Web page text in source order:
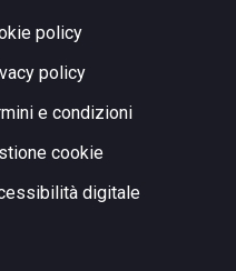
policy
policy
e condizioni
cookie
digitale